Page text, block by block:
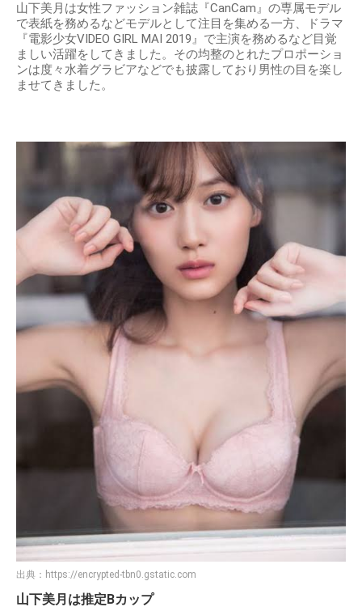
山下美月は女性ファッション雑誌『CanCam』の専属モデル
で表紙を務めるなどモデルとして注目を集める一方、ドラマ
『電影少女VIDEO GIRL MAI 2019』で主演を務めるなど目覚
ましい活躍をしてきました。その均整のとれたプロポーショ
ンは度々水着グラビアなどでも披露しており男性の目を楽し
ませてきました。
出典： https://encrypted-tbn0.gstatic.com
山下美月は推定Bカップ